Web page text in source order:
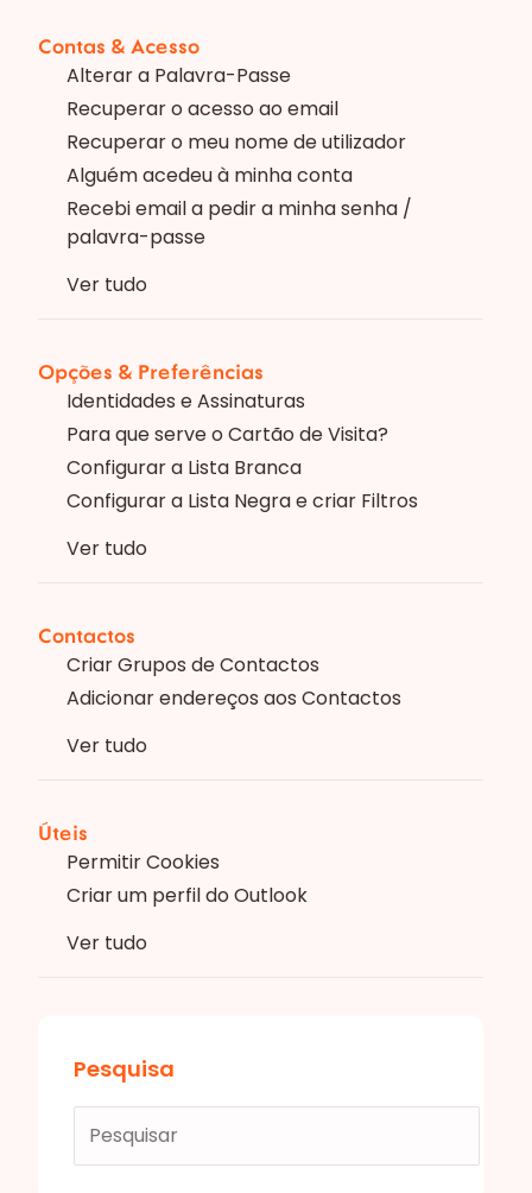
Contas & Acesso
Alterar a Palavra-Passe
Recuperar o acesso ao email
Recuperar o meu nome de utilizador
Alguém acedeu à minha conta
Recebi email a pedir a minha senha /
palavra-passe
Ver tudo
Opções & Preferências
Identidades e Assinaturas
Para que serve o Cartão de Visita?
Configurar a Lista Branca
Configurar a Lista Negra e criar Filtros
Ver tudo
Contactos
Criar Grupos de Contactos
Adicionar endereços aos Contactos
Ver tudo
Úteis
Permitir Cookies
Criar um perfil do Outlook
Ver tudo
Pesquisa
por